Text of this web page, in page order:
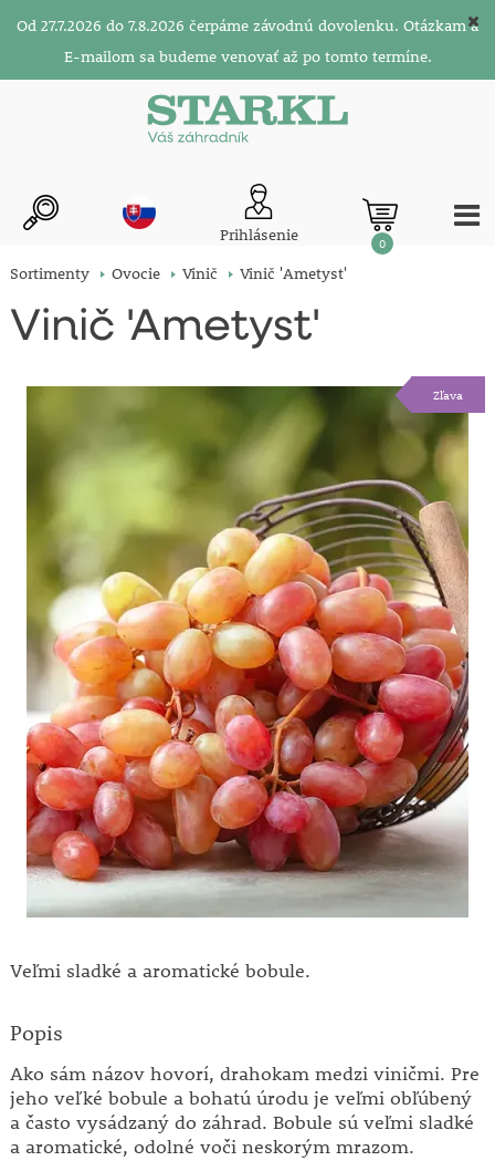
Od 27.7.2026 do 7.8.2026 čerpáme závodnú dovolenku. Otázkam a
E-mailom sa budeme venovať až po tomto termíne.
Prihlásenie 0
Sortimenty Ovocie Vinič Vinič 'Ametyst'
Vinič 'Ametyst'
Zľava
Veľmi sladké a aromatické bobule.
Popis
Ako sám názov hovorí, drahokam medzi viničmi. Pre
jeho veľké bobule a bohatú úrodu je veľmi obľúbený
a často vysádzaný do záhrad. Bobule sú veľmi sladké
a aromatické, odolné voči neskorým mrazom.